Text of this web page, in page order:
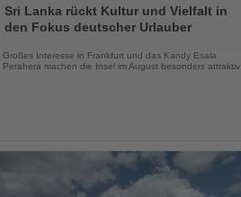
Sie
die
Sri Lanka rückt Kultur und Vielfalt in
den Fokus deutscher Urlauber
Großes Interesse in Frankfurt und das Kandy Esala
Perahera machen die Insel im August besonders attraktiv